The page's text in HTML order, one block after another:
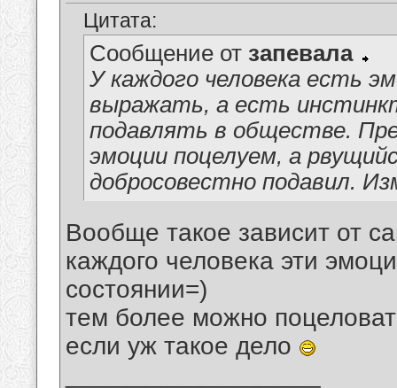
Цитата:
Сообщение от запевала
У каждого человека есть
выражать, а есть
подавлять в обществе.
эмоции поцелуем, а
добросовестно подавил.
Вообще такое зависит от
каждого человека эти
состоянии=)
тем более можно
если уж такое дело